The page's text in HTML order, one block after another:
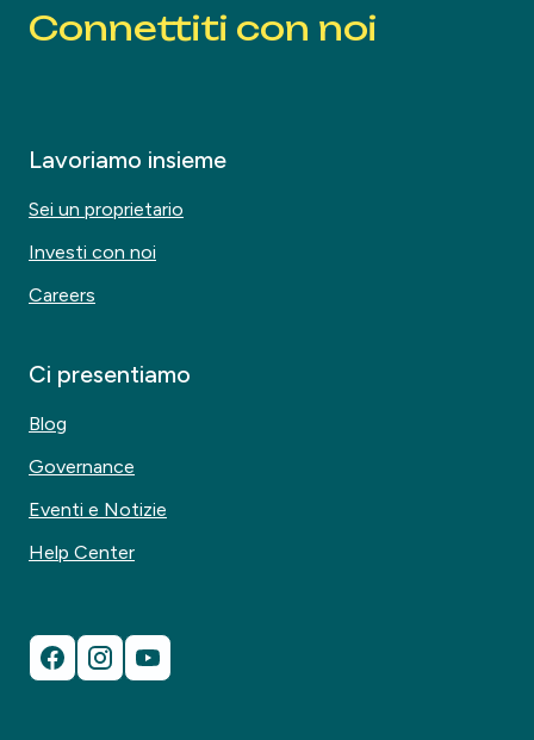
Connettiti con noi
Lavoriamo insieme
Sei un proprietario
Investi con noi
Careers
Ci presentiamo
Blog
Governance
Eventi e Notizie
Help Center